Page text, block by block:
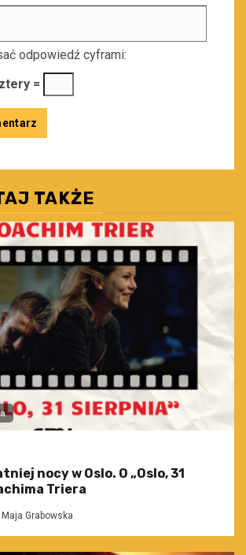
odpowiedź cyframi:
=
TAKŻE
nocy w Oslo. O „Oslo, 31
Triera
Maja Grabowska